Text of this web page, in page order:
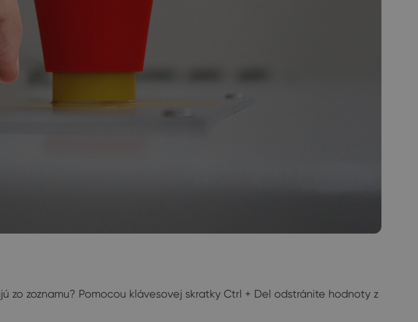
zo zoznamu? Pomocou klávesovej skratky Ctrl + Del odstránite hodnoty z